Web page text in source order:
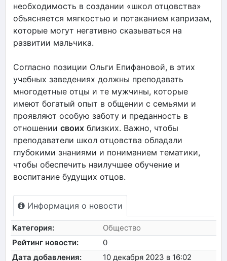
необходимость в создании «школ отцовства»
объясняется мягкостью и потаканием капризам,
которые могут негативно сказываться на
развитии мальчика.
Согласно позиции Ольги Епифановой, в этих
учебных заведениях должны преподавать
многодетные отцы и те мужчины, которые
имеют богатый опыт в общении с семьями и
проявляют особую заботу и преданность в
отношении своих близких. Важно, чтобы
преподаватели школ отцовства обладали
глубокими знаниями и пониманием тематики,
чтобы обеспечить наилучшее обучение и
воспитание будущих отцов.
Информация о новости
Категория:
Общество
Рейтинг новости:
0
Дата добавления:
10 декабря 2023 в 16:02